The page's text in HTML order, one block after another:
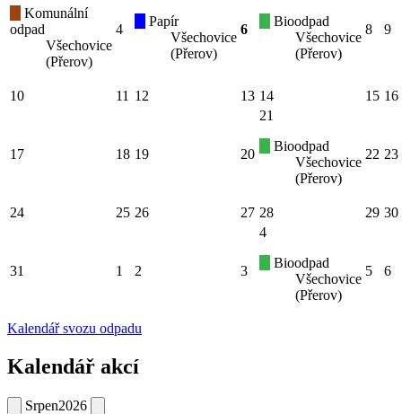
Komunální
odpad
Všechovice
(Přerov)
4
Papír
Všechovice
(Přerov)
6
Bioodpad
Všechovice
(Přerov)
8 9
10 11 12 13 14 15 16
17 18 19 20
21
Bioodpad
Všechovice
(Přerov)
22 23
24 25 26 27 28 29 30
31 1 2 3
4
Bioodpad
Všechovice
(Přerov)
5 6
Kalendář svozu odpadu
Kalendář akcí
Srpen2026